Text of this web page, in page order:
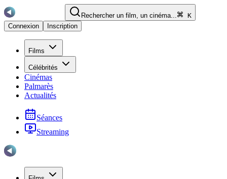
Rechercher un film, un cinéma...
K
Connexion
Inscription
Films
Célébrités
Cinémas
Palmarès
Actualités
Séances
Streaming